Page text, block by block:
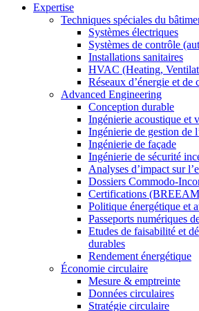
Expertise
Techniques spéciales du
Systèmes électriques
Systèmes de contrôle
Installations sanitaires
HVAC (Heating,
Réseaux d’énergie et de
Advanced Engineering
Conception durable
Ingénierie acoustique et
Ingénierie de gestion de
Ingénierie de façade
Ingénierie de sécurité
Analyses d’impact sur
Dossiers Commodo-
Certifications
Politique énergétique et
Passeports numériques
Etudes de faisabilité et
durables
Rendement énergétique
Économie circulaire
Mesure & emptreinte
Données circulaires
Stratégie circulaire